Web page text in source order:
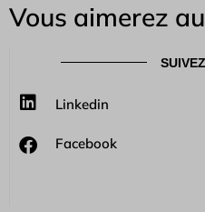
Vous aimerez
Linkedin
Facebook